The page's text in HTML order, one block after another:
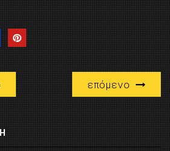
επόμενο